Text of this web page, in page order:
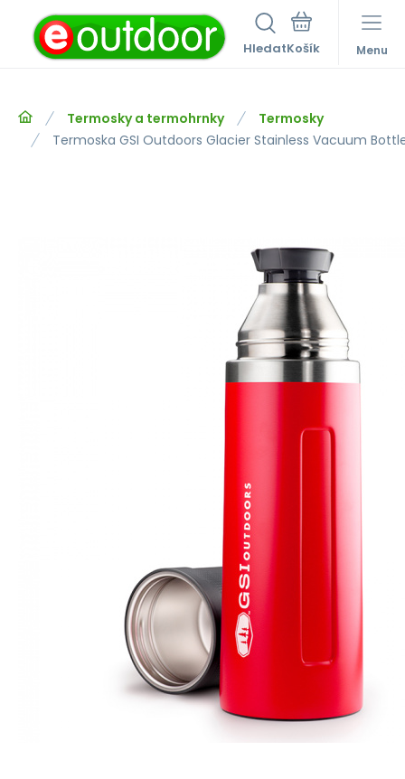
Hledat Menu
Termosky a termohrnky
Termosky
Termoska GSI Outdoors Glacier Stainless Vacuum